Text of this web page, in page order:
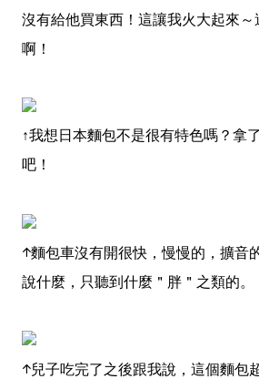
沒有給他買東西！這讓我火大起來～
啊！
↑我想日本麵包不是很有特色嗎？拿
吧！
↑麵包車沒有開很快，慢慢的，擴音
說什麼，只聽到什麼＂胖＂之類的。
↑兒子吃完了之後跟我說，這個麵包